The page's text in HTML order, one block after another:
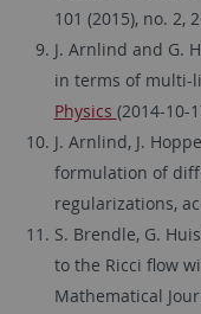
101 (2015), no. 2,
J. Arnlind and G.
in terms of multi-
Physics (2014-10-
J. Arnlind, J.
formulation of
regularizations,
S. Brendle, G.
to the Ricci flow
Mathematical